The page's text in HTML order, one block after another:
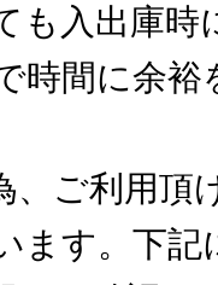
も入出庫時
時間に余裕
、ご利用頂
ます。下記